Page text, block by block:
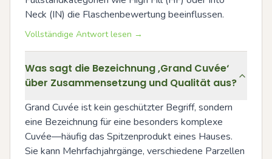
Neck (IN) die Flaschenbewertung beeinflussen.
Vollständige Antwort lesen →
Was sagt die Bezeichnung ‚Grand Cuvée‘
über Zusammensetzung und Qualität aus?
Grand Cuvée ist kein geschützter Begriff, sondern
eine Bezeichnung für eine besonders komplexe
Cuvée—häufig das Spitzenprodukt eines Hauses.
Sie kann Mehrfachjahrgänge, verschiedene Parzellen